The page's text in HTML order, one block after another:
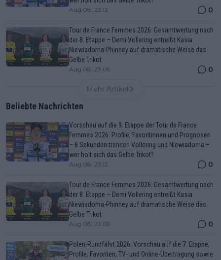
Aug 08, 23:12 0
Tour de France Femmes 2026: Gesamtwertung nach
der 8. Etappe – Demi Vollering entreißt Kasia
Niewiadoma-Phinney auf dramatische Weise das
Gelbe Trikot
Aug 08, 23:09 0
Mehr Artikel
Beliebte Nachrichten
Vorschau auf die 9. Etappe der Tour de France
Femmes 2026: Profile, Favoritinnen und Prognosen
– 8 Sekunden trennen Vollering und Niewiadoma –
wer holt sich das Gelbe Trikot?
Aug 08, 23:12 0
Tour de France Femmes 2026: Gesamtwertung nach
der 8. Etappe – Demi Vollering entreißt Kasia
Niewiadoma-Phinney auf dramatische Weise das
Gelbe Trikot
Aug 08, 23:09 0
Polen-Rundfahrt 2026: Vorschau auf die 7. Etappe,
Profile, Favoriten, TV- und Online-Übertragung sowie